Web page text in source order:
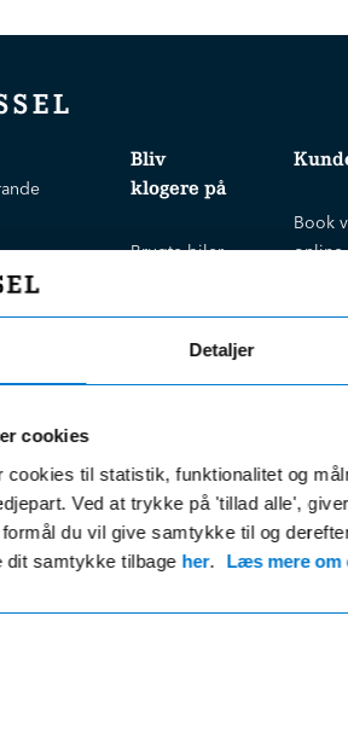
Detaljer
cookies
cookies til statistik, funktionalitet og
Ved at trykke på 'tillad alle',
du vil give samtykke til og
samtykke tilbage her. Læs mere om
Bliv
klogere på
Brugte biler
Fordels- &
serviceaftaler
Guides, tips
& nyheder
Leasing &
finansiering
nyhedsbrevet
Book
online
Find